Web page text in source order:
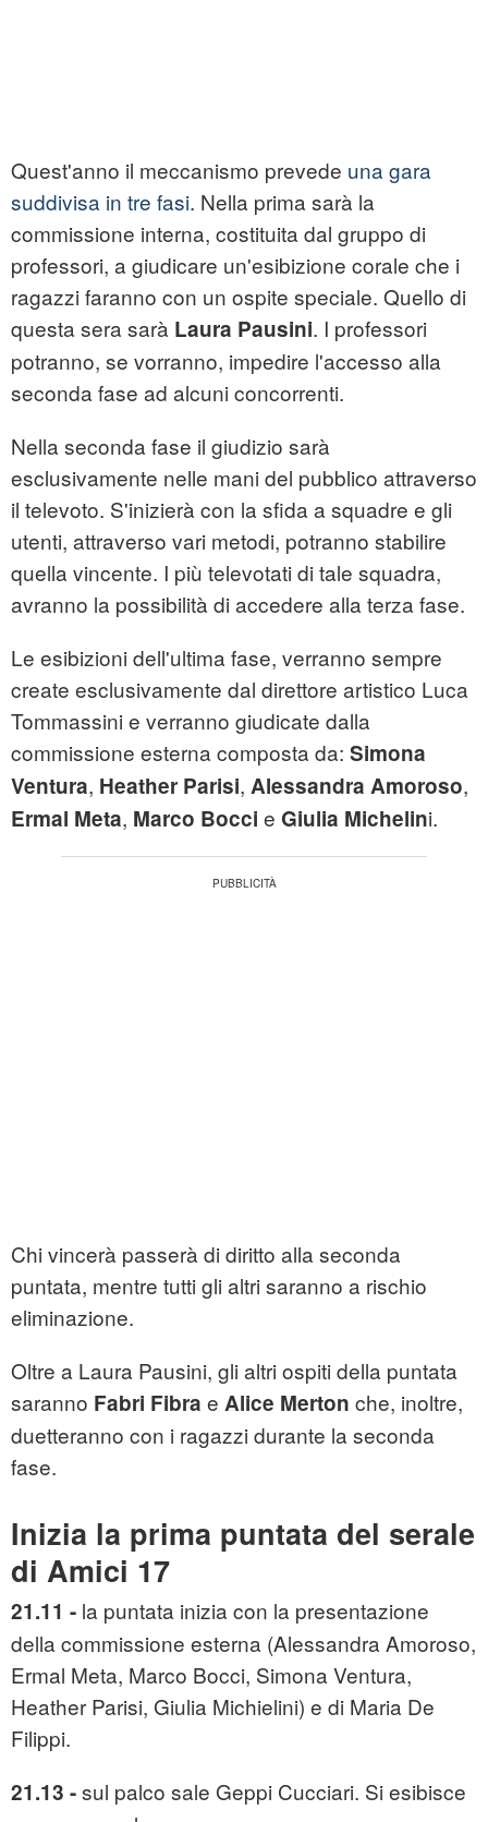
Quest'anno il meccanismo prevede una gara
suddivisa in tre fasi. Nella prima sarà la
commissione interna, costituita dal gruppo di
professori, a giudicare un'esibizione corale che i
ragazzi faranno con un ospite speciale. Quello di
questa sera sarà Laura Pausini. I professori
potranno, se vorranno, impedire l'accesso alla
seconda fase ad alcuni concorrenti.
Nella seconda fase il giudizio sarà
esclusivamente nelle mani del pubblico attraverso
il televoto. S'inizierà con la sfida a squadre e gli
utenti, attraverso vari metodi, potranno stabilire
quella vincente. I più televotati di tale squadra,
avranno la possibilità di accedere alla terza fase.
Le esibizioni dell'ultima fase, verranno sempre
create esclusivamente dal direttore artistico Luca
Tommassini e verranno giudicate dalla
commissione esterna composta da: Simona
Ventura, Heather Parisi, Alessandra Amoroso,
Ermal Meta, Marco Bocci e Giulia Michelini.
Chi vincerà passerà di diritto alla seconda
puntata, mentre tutti gli altri saranno a rischio
eliminazione.
Oltre a Laura Pausini, gli altri ospiti della puntata
saranno Fabri Fibra e Alice Merton che, inoltre,
duetteranno con i ragazzi durante la seconda
fase.
Inizia la prima puntata del serale
di Amici 17
21.11 - la puntata inizia con la presentazione
della commissione esterna (Alessandra Amoroso,
Ermal Meta, Marco Bocci, Simona Ventura,
Heather Parisi, Giulia Michielini) e di Maria De
Filippi.
21.13 -sul palco sale Geppi Cucciari. Si esibisce